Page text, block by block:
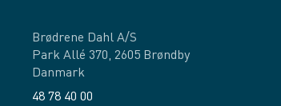
Brødrene Dahl A/S
Park Allé 370, 2605 Brøndby
Danmark
48 78 40 00